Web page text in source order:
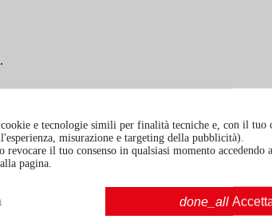
note legali.
e tecnologie simili per finalità tecniche e, con il tuo
misurazione e targeting della pubblicità).
il tuo consenso in qualsiasi momento accedendo
pagina.
done_all